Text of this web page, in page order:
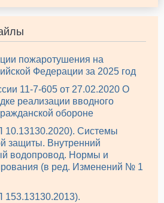
пожаротушения на
Федерации за 2025 год
11-7-605 от 27.02.2020 О
реализации вводного
обороне
Системы
защиты. Внутренний
водопровод. Нормы и
(в ред. Изменений № 1